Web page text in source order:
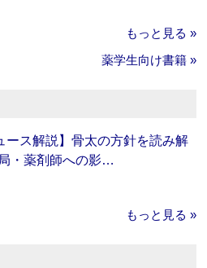
もっと見る »
薬学生向け書籍 »
ース解説】骨太の方針を読み解
・薬剤師への影…
もっと見る »